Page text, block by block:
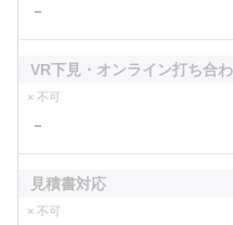
－
VR下見・オンライン打ち合
× 不可
－
見積書対応
× 不可